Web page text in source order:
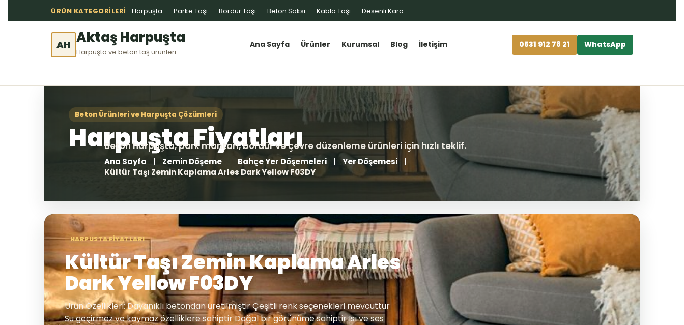
ÜRÜN KATEGORILERI Harpuşta Parke Taşı Bordür Taşı Beton Saksı Kablo Taşı Desenli Karo
AH Aktaş Harpuşta
Harpuşta ve beton taş ürünleri
Ana Sayfa Ürünler Kurumsal Blog İletişim 0531 912 78 21 WhatsApp
Ana Sayfa Zemin Döşeme Bahçe Yer Döşemeleri
Yer Döşemesi
Kültür Taşı Zemin Kaplama Arles Dark Yellow F03DY
HARPUSTA FIYATLARI
Kültür Taşı Zemin Kaplama Arles
Dark Yellow F03DY
Ürün Özellikleri: Dayanıklı betondan üretilmiştir Çeşitli renk seçenekleri mevcuttur
Su geçirmez ve kaymaz özelliklere sahiptir Doğal bir görünüme sahiptir Isı ve ses